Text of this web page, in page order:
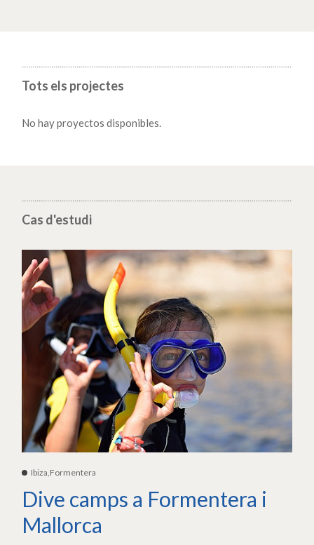
Tots els projectes
No hay proyectos disponibles.
Cas d'estudi
Ibiza,Formentera
Dive camps a Formentera i
Mallorca